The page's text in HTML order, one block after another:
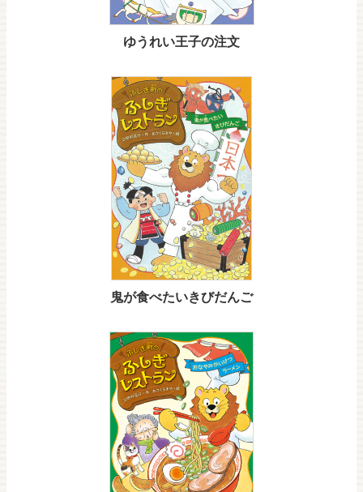
ゆうれい王子の注文
鬼が食べたいきびだんご